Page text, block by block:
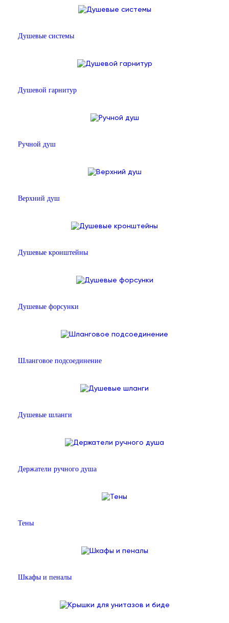
Душевые системы
Душевой гарнитур
Ручной душ
Верхний душ
Душевые кронштейны
Душевые форсунки
Шланговое подсоединение
Душевые шланги
Держатели ручного душа
Тены
Шкафы и пеналы